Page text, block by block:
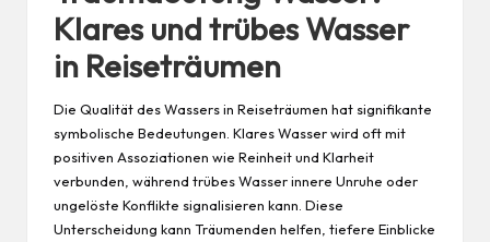
Klares und trübes Wasser
in Reiseträumen
Die Qualität des Wassers in Reiseträumen hat signifikante
symbolische Bedeutungen. Klares Wasser wird oft mit
positiven Assoziationen wie Reinheit und Klarheit
verbunden, während trübes Wasser innere Unruhe oder
ungelöste Konflikte signalisieren kann. Diese
Unterscheidung kann Träumenden helfen, tiefere Einblicke